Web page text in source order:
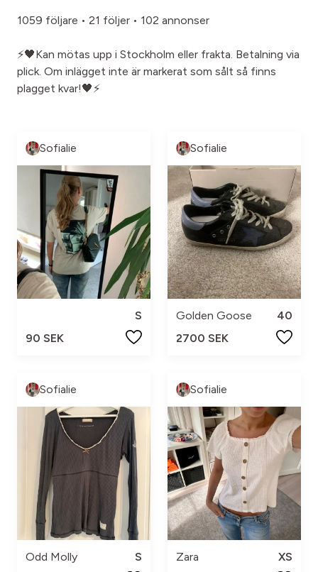
1059 följare • 21 följer • 102 annonser
⚡️🖤Kan mötas upp i Stockholm eller frakta. Betalning via
plick. Om inlägget inte är markerat som sålt så finns
plagget kvar!🖤⚡️
Sofialie
S
90 SEK
Sofialie
Golden Goose
40
2700 SEK
Sofialie
Odd Molly
S
Sofialie
Zara
XS